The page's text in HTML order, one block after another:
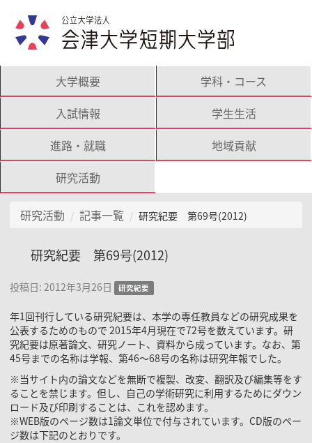
大学概要
学科・コース
入試情報
学生生活
進路・就職
地域貢献
研究活動
研究活動 記事一覧 研究紀要 第69号(2012)
研究紀要 第69号(2012)
投稿日: 2012年3月26日 研究紀要
年1回刊行している研究紀要は、本学の専任教員などの研究成果を
公表するためのもので 2015年4月現在で72号を数えています。研
究紀要は原著論文、研究ノート、資料から成っています。なお、第
45号までの名称は学報、第46～68号の名称は研究年報でした。
※当サイト内の論文などを無断で複製、改変、翻訳及び編集等をす
ることを禁じます。但し、自己の学術研究に利用するためにダウン
ロード及び印刷することは、これを認めます。
※WEB版のページ数は1論文単位で付与されています。CD版のペー
ジ数は下記のとおりです。